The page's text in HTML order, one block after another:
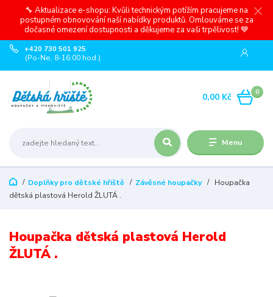
🔧 Aktualizace e-shopu: Kvůli technickým potížím pracujeme na
postupném obnovování naší nabídky produktů. Omlouváme se za
dočasné omezení dostupnosti a děkujeme za vaši trpělivost! 💙
Menu
+420 730 501 925
(Po-Ne, 8-16:00 hod.)
0
0,00 Kč
Doplňky pro dětské hřiště Závěsné houpačky
Houpačka
dětská plastová Herold ŽLUTÁ .
Houpačka dětská plastová Herold
ŽLUTÁ .